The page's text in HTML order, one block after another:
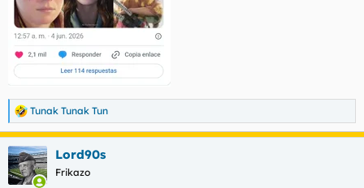
R
e
a
c
c
i
Tunak Tunak Tun
Lord90s
Frikazo